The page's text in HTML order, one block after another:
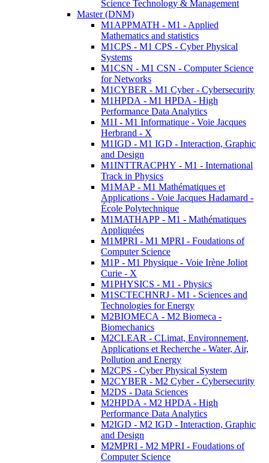
Science Technology & Management
Master (DNM)
M1APPMATH - M1 - Applied
Mathematics and statistics
M1CPS - M1 CPS - Cyber Physical
Systems
M1CSN - M1 CSN - Computer Science
for Networks
M1CYBER - M1 Cyber - Cybersecurity
M1HPDA - M1 HPDA - High
Performance Data Analytics
M1I - M1 Informatique - Voie Jacques
Herbrand - X
M1IGD - M1 IGD - Interaction, Graphic
and Design
M1INTTRACPHY - M1 - International
Track in Physics
M1MAP - M1 Mathématiques et
Applications - Voie Jacques Hadamard -
École Polytechnique
M1MATHAPP - M1 - Mathématiques
Appliquées
M1MPRI - M1 MPRI - Foudations of
Computer Science
M1P - M1 Physique - Voie Irène Joliot
Curie - X
M1PHYSICS - M1 - Physics
M1SCTECHNRJ - M1 - Sciences and
Technologies for Energy
M2BIOMECA - M2 Biomeca -
Biomechanics
M2CLEAR - CLimat, Environnement,
Applications et Recherche - Water, Air,
Pollution and Energy
M2CPS - Cyber Physical System
M2CYBER - M2 Cyber - Cybersecurity
M2DS - Data Sciences
M2HPDA - M2 HPDA - High
Performance Data Analytics
M2IGD - M2 IGD - Interaction, Graphic
and Design
M2MPRI - M2 MPRI - Foudations of
Computer Science